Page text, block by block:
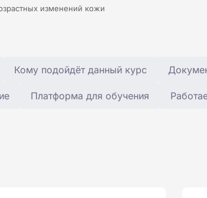
изменений кожи
Кому подойдёт данный курс
Платформа для обучения